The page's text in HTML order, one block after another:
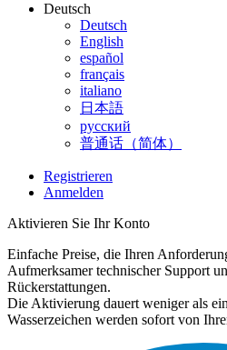
Deutsch
Deutsch
English
español
français
italiano
日本語
русский
普通话（简体）
Registrieren
Anmelden
Aktivieren Sie Ihr Konto
Einfache Preise, die Ihren
Aufmerksamer technischer Support
Rückerstattungen.
Die Aktivierung dauert weniger als
Wasserzeichen werden sofort von